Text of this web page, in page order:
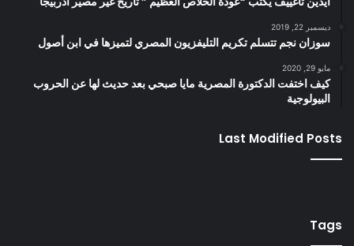
ديسمبر 22, 2019
سوزان نجم تتسلم تكريم التليفزيون المصري لتميزها في ابن أصول
مايو 29, 2020
كيف اختفت الدكتورة المصرية مايا صبحي بعد حديث لها عن الحروب
البيولوجية
Last Modified Posts
Tags